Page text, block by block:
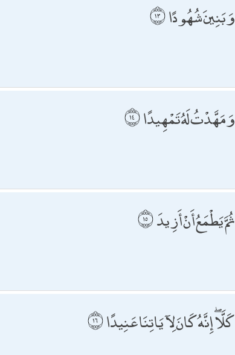
وَبَنِينَ شُهُودًا
وَمَهَّدْتُ لَهُ تَمْهِيدًا
ثُمَّ يَطْمَعُ أَنْ أَزِيدَ
كَلَّا ۖ إِنَّهُ كَانَ لِآيَاتِنَا عَنِيدًا